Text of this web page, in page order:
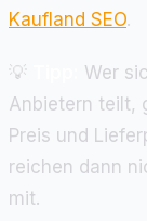
Kaufland SEO.
💡
Wer
Anbietern teilt,
Preis und
reichen dann
mit.